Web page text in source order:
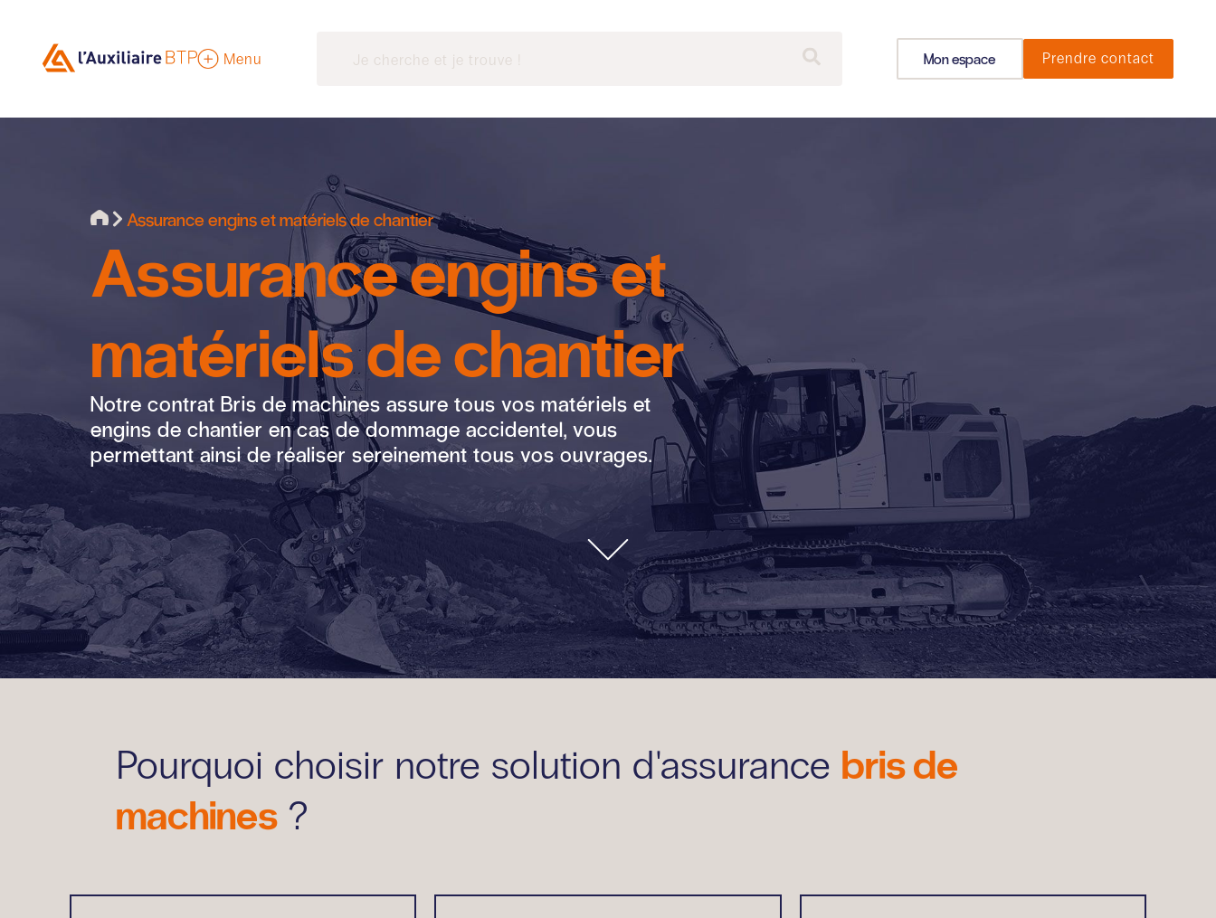
Menu Mon espace Prendre contact
Assurance engins et matériels de chantier
Assurance engins et
matériels de chantier
Notre contrat Bris de machines assure tous vos matériels et
engins de chantier en cas de dommage accidentel, vous
permettant ainsi de réaliser sereinement tous vos ouvrages.
Pourquoi choisir notre solution d'assurance bris de
machines?